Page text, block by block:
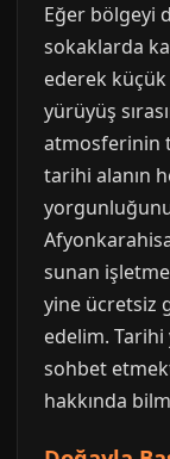
Eğer bölgeyi
sokaklarda
ederek
yürüyüş
atmosferinin
tarihi alanın
sunan
yine ücretsiz
edelim. Tarihi
sohbet
hakkında